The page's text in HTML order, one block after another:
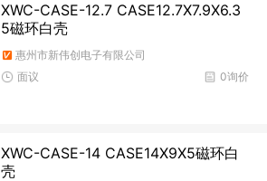
XWC-CASE-12.7 CASE12.7X7.9X6.3
5磁环白壳
惠州市新伟创电子有限公司
0询价
面议
XWC-CASE-14 CASE14X9X5磁环白
壳